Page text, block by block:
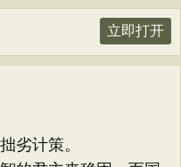
立即打开
劣计策。